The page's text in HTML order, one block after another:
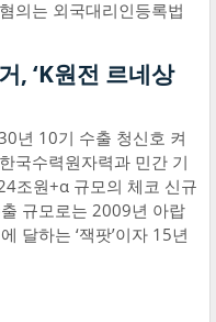
의는 외국대리인등록법
, ‘K원전 르네상
년 10기 수출 청신호 켜
국수력원자력과 민간 기
조원+α 규모의 체코 신규
규모로는 2009년 아랍
달하는 ‘잭팟’이자 15년